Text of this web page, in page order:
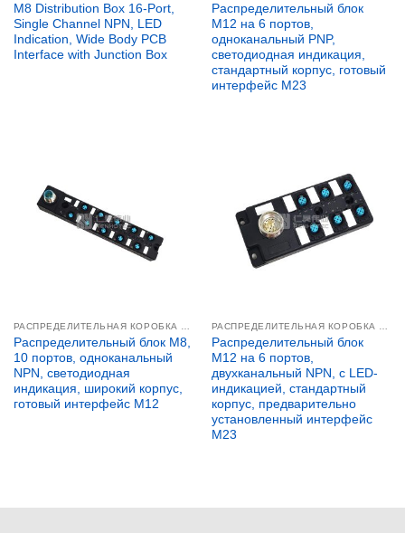
M8 Distribution Box 16-Port,
Single Channel NPN, LED
Indication, Wide Body PCB
Interface with Junction Box
Распределительный блок
M12 на 6 портов,
одноканальный PNP,
светодиодная индикация,
стандартный корпус, готовый
интерфейс M23
Распределительный блок M8,
10 портов, одноканальный
NPN, светодиодная
индикация, широкий корпус,
готовый интерфейс M12
Распределительный блок
M12 на 6 портов,
двухканальный NPN, с LED-
индикацией, стандартный
корпус, предварительно
установленный интерфейс
M23